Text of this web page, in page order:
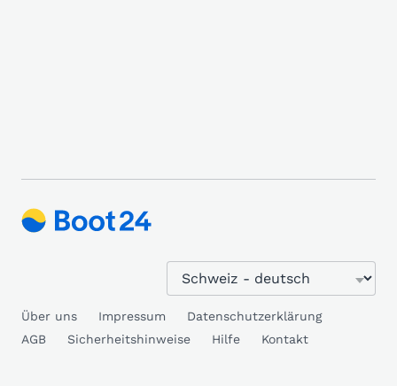
Über uns Impressum
Datenschutzerklärung
AGB
Sicherheitshinweise Hilfe Kontakt